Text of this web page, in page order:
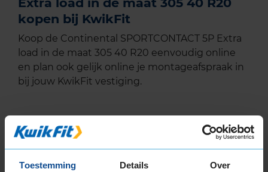
Toestemming Details Over
kopen bij KwikFit
Koop de Continental SPORTCONTACT 5P Extra
load in de maat 305 40 R20 eenvoudig online
en plan ook gelijk online je montageafspraak in
bij jouw KwikFit vestiging.
EU Bandenlabel